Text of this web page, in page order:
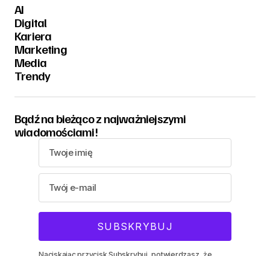
AI
Digital
Kariera
Marketing
Media
Trendy
Bądź na bieżąco z najważniejszymi
wiadomościami!